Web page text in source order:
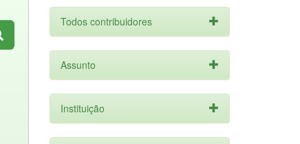
Todos contribuidores
Assunto
Instituição